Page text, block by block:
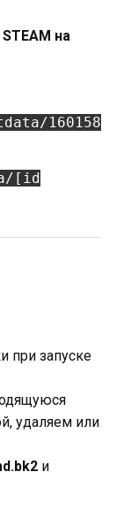
на
160158
[id
при запуске
удаляем или
и